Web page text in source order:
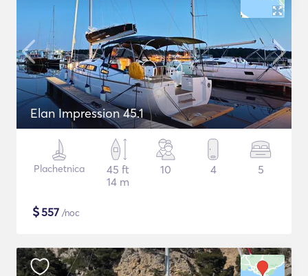
Elan Impression 45.1
Plachetnica
45 ft
14 m
10 4 5
$557 /noc